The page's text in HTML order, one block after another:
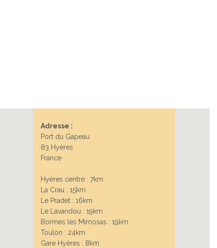
Adresse :
Port du Gapeau
83 Hyères
France
Hyères centre : 7km
La Crau : 15km
Le Pradet : 16km
Le Lavandou : 19km
Bormes les Mimosas : 19km
Toulon : 24km
Gare Hyères : 8km